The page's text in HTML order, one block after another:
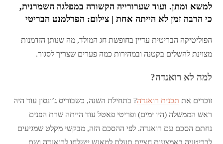
למשא ומתן. ועוד שערורייה הקשורה במפלגה השמרנית,
כי הרבה זמן לא הייתה אחת | צילום: הפרלמנט הבריטי
הפוליטיקה הבריטית עדיין בחופשת חג המולד, מה שנותן הזדמנות
מצוינת להשלים בקטנה ובמהירות כמה פערים שצריך לסגור.
למה לא רואנדה?
זוכרים את תכנית רואנדה? בתחילת השנה, כשבוריס ג’ונסון עוד היה
ראש הממשלה (היו ימים) ופריטי פאטל עוד הייתה שרת הפנים
נחתם הסכם עם רואנדה. לפי ההסכם הזה, מבקשי מקלט שמגיעים
לבריטניה באמצעות חציית תעלת למאנש יישלחו לרואנדה ושם